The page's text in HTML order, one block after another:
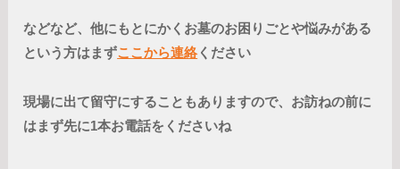
などなど、他にもとにかくお墓のお困りごとや悩みがある
という方はまずここから連絡ください
現場に出て留守にすることもありますので、お訪ねの前に
はまず先に1本お電話をくださいね